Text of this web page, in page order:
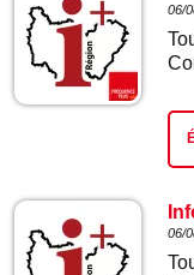
06/
06/